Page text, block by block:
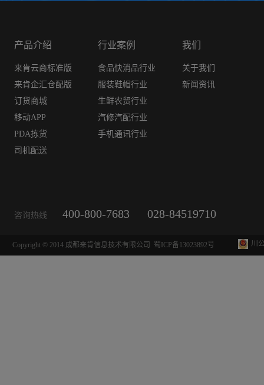
产品介绍
来肯云商标准版
来肯企汇仓配版
订货商城
移动APP
PDA拣货
司机配送
行业案例
食品快消品行业
服装鞋帽行业
生鲜农贸行业
汽修汽配行业
手机通讯行业
我们
关于我们
新闻资讯
咨询热线 400-800-7683 028-84519710
Copyright © 2014 成都来肯信息技术有限公司 蜀ICP备13023892号 川